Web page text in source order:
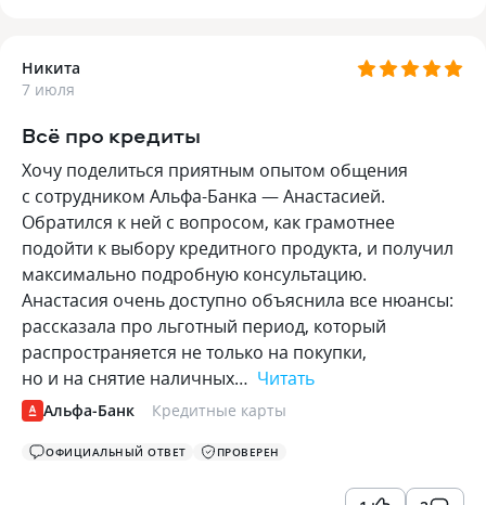
Никита
7 июля
Всё про кредиты
Хочу поделиться приятным опытом общения
с сотрудником Альфа-Банка — Анастасией.
Обратился к ней с вопросом, как грамотнее
подойти к выбору кредитного продукта, и получил
максимально подробную консультацию.
Анастасия очень доступно объяснила все нюансы:
рассказала про льготный период, который
распространяется не только на покупки,
но и на снятие наличных… Читать
Альфа-Банк Кредитные карты
ОФИЦИАЛЬНЫЙ ОТВЕТ ПРОВЕРЕН